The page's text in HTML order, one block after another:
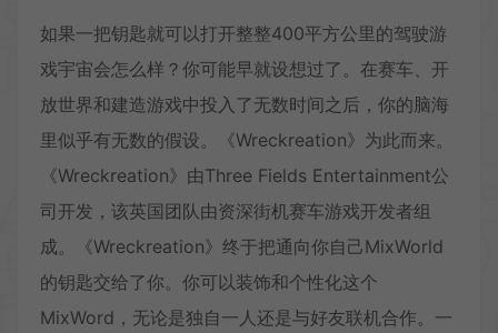
如果一把钥匙就可以打开整整400平方公里的驾驶游
戏宇宙会怎么样？你可能早就设想过了。在赛车、开
放世界和建造游戏中投入了无数时间之后，你的脑海
里似乎有无数的假设。《Wreckreation》为此而来。
《Wreckreation》由Three Fields Entertainment公
司开发，该英国团队由资深街机赛车游戏开发者组
成。《Wreckreation》终于把通向你自己MixWorld
的钥匙交给了你。你可以装饰和个性化这个
MixWord，无论是独自一人还是与好友联机合作。一